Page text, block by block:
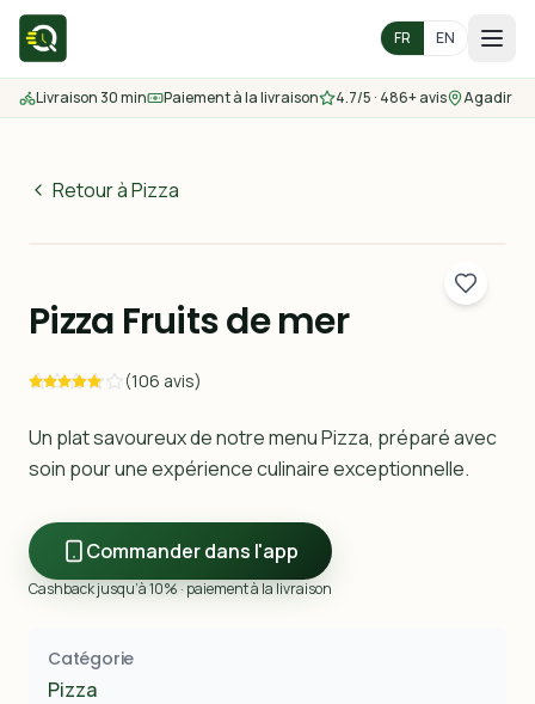
FR EN
Accueil
Menu
Nous contacter
Livraison 30 min Paiement à la livraison 4.7/5 · 486+ avis Agadir
Retour à Pizza
70MAD
Pizza Fruits de mer
(106 avis)
Un plat savoureux de notre menu Pizza, préparé avec
soin pour une expérience culinaire exceptionnelle.
Commander dans l'app
Cashback jusqu’à 10% · paiement à la livraison
Catégorie
Pizza